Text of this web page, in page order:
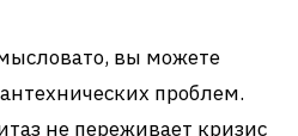
вы можете
проблем.
не переживает кризис